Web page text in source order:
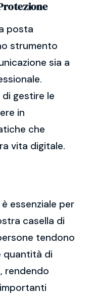
posta
strumento
sia a
gestire le
in
che
vita digitale.
essenziale per
casella di
tendono
quantità di
rendendo